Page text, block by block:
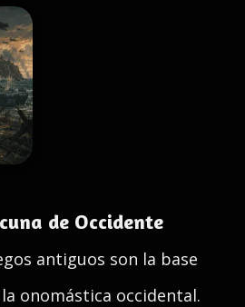
de Occidente
antiguos son la base
onomástica occidental.